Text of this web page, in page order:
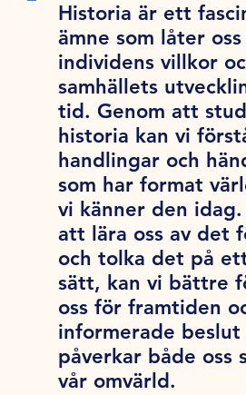
Historia är ett
ämne som låter
individens villkor
samhällets
tid. Genom att
historia kan vi
handlingar och
som har format
vi känner den idag.
att lära oss av det
och tolka det på
sätt, kan vi bättre
oss för framtiden
informerade beslut
påverkar både oss
vår omvärld.